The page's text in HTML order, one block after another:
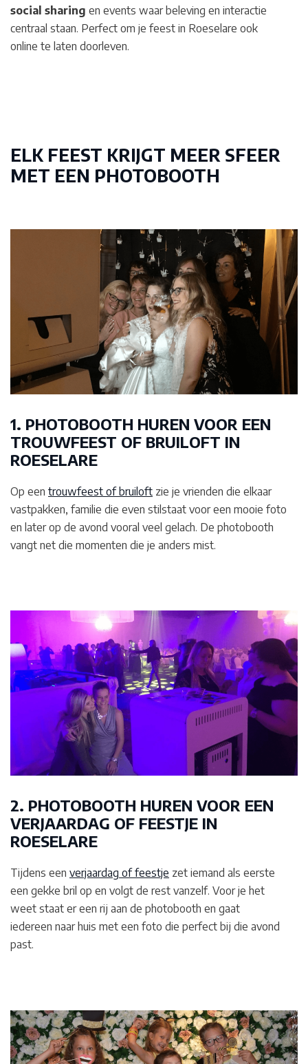
social sharing en events waar beleving en interactie
centraal staan. Perfect om je feest in Roeselare ook
online te laten doorleven.
ELK FEEST KRIJGT MEER SFEER
MET EEN PHOTOBOOTH
1. PHOTOBOOTH HUREN VOOR EEN
TROUWFEEST OF BRUILOFT IN
ROESELARE
Op een trouwfeest of bruiloft zie je vrienden die elkaar
vastpakken, familie die even stilstaat voor een mooie foto
en later op de avond vooral veel gelach. De photobooth
vangt net die momenten die je anders mist.
2. PHOTOBOOTH HUREN VOOR EEN
VERJAARDAG OF FEESTJE IN
ROESELARE
Tijdens een verjaardag of feestje zet iemand als eerste
een gekke bril op en volgt de rest vanzelf. Voor je het
weet staat er een rij aan de photobooth en gaat
iedereen naar huis met een foto die perfect bij die avond
past.